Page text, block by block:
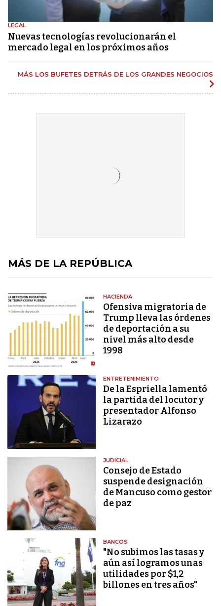
LEGAL
Nuevas tecnologías revolucionarán el
mercado legal en los próximos años
MÁS LOS BUFETES DETRÁS DE LOS GRANDES NEGOCIOS
MÁS DE LA REPÚBLICA
HACIENDA
Ofensiva migratoria de
Trump lleva las órdenes
de deportación a su
nivel más alto desde
1998
ENTRETENIMIENTO
De la Espriella lamentó
la partida del locutor y
presentador Alfonso
Lizarazo
JUDICIAL
Consejo de Estado
suspende designación
de Mancuso como gestor
de paz
BANCOS
"No subimos las tasas y
aún así logramos unas
utilidades por $1,2
billones en tres años"